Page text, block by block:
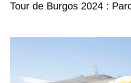
Tour de Burgos 2024 :